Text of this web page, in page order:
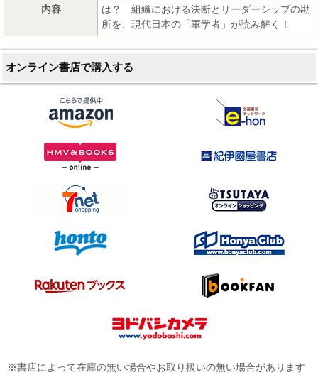
内容
は？ 組織における決断とリーダーシップの勘
所を、現代日本の「軍学者」が読み解く！
オンライン書店で購入する
※書店によって在庫の無い場合やお取り扱いの無い場合があります